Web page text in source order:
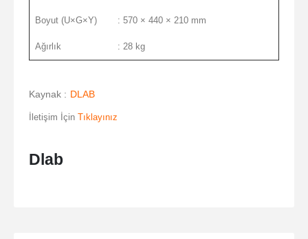
Boyut (U×G×Y) : 570 × 440 × 210 mm
Ağırlık : 28 kg
Kaynak : DLAB
İletişim İçin Tıklayınız
Dlab